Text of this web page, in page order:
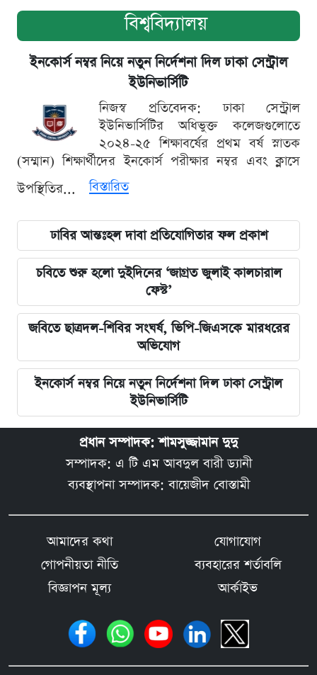
বিশ্ববিদ্যালয়
ইনকোর্স নম্বর নিয়ে নতুন নির্দেশনা দিল ঢাকা সেন্ট্রাল
ইউনিভার্সিটি
নিজস্ব প্রতিবেদক: ঢাকা সেন্ট্রাল
ইউনিভার্সিটির অধিভুক্ত কলেজগুলোতে
২০২৪-২৫ শিক্ষাবর্ষের প্রথম বর্ষ স্নাতক
(সম্মান) শিক্ষার্থীদের ইনকোর্স পরীক্ষার নম্বর এবং ক্লাসে
উপস্থিতির...
বিস্তারিত
ঢাবির আন্তঃহল দাবা প্রতিযোগিতার ফল প্রকাশ
চবিতে শুরু হলো দুইদিনের ‘জাগ্রত জুলাই কালচারাল
ফেস্ট’
জবিতে ছাত্রদল-শিবির সংঘর্ষ, ভিপি-জিএসকে মারধরের
অভিযোগ
ইনকোর্স নম্বর নিয়ে নতুন নির্দেশনা দিল ঢাকা সেন্ট্রাল
ইউনিভার্সিটি
প্রধান সম্পাদক: শামসুজ্জামান দুদু
সম্পাদক: এ টি এম আবদুল বারী ড্যানী
ব্যবস্থাপনা সম্পাদক: বায়েজীদ বোস্তামী
আমাদের কথা
যোগাযোগ
গোপনীয়তা নীতি
ব্যবহারের শর্তাবলি
বিজ্ঞাপন মূল্য
আর্কাইভ